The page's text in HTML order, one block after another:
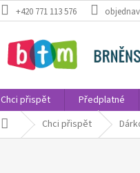
+420 771 113 576
Chci přispět Předplatné
Domů Chci přispět